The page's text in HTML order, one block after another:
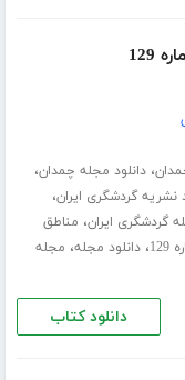
،دانلود مجله چمدان،
نشریه گردشگری ایران،
گردشگری ایران، مناطق
،دانلود مجله، مجله
دانلود کتاب